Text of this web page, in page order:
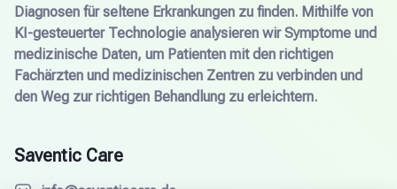
Diagnosen für seltene Erkrankungen zu finden. Mithilfe von
KI-gesteuerter Technologie analysieren wir Symptome und
medizinische Daten, um Patienten mit den richtigen
Fachärzten und medizinischen Zentren zu verbinden und
den Weg zur richtigen Behandlung zu erleichtern.
Saventic Care